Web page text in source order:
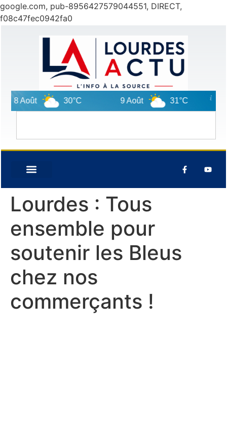
google.com, pub-8956427579044551, DIRECT,
f08c47fec0942fa0
8 Août 30°C 9 Août 31°C
Lourdes : Tous
ensemble pour
soutenir les Bleus
chez nos
commerçants !